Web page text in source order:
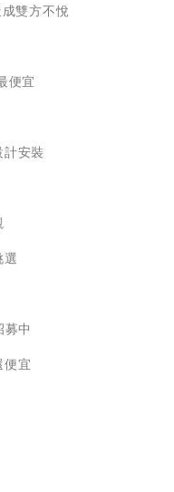
雙方不悅
便宜
安裝
選
中
便宜